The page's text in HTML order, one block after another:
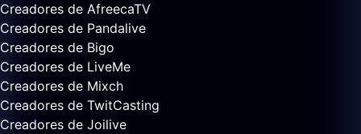
Creadores de AfreecaTV
Creadores de Pandalive
Creadores de Bigo
Creadores de LiveMe
Creadores de Mixch
Creadores de TwitCasting
Creadores de Joilive